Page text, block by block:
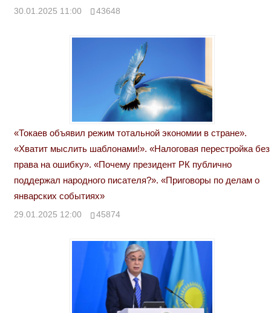
30.01.2025 11:00 43648
«Токаев объявил режим тотальной экономии в стране».
«Хватит мыслить шаблонами!». «Налоговая перестройка без
права на ошибку». «Почему президент РК публично
поддержал народного писателя?». «Приговоры по делам о
январских событиях»
29.01.2025 12:00 45874